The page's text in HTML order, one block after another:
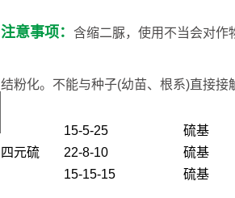
注意事项： 含缩二脲，使用不当会对作
结粉化。不能与种子(幼苗、根系)直接接
四元硫
15-5-25 硫基
22-8-10
硫基
15-15-15
硫基